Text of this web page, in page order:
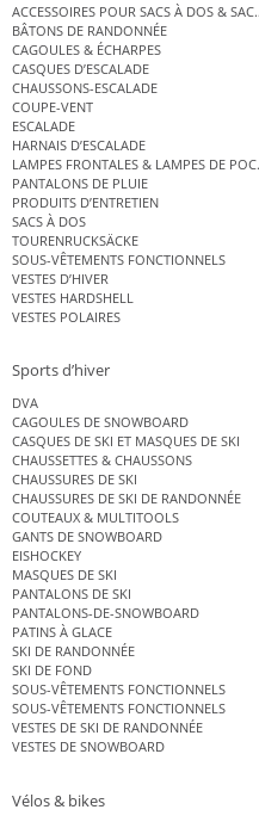
ACCESSOIRES POUR SACS À DOS &
BÂTONS DE RANDONNÉE
CAGOULES & ÉCHARPES
CASQUES D’ESCALADE
CHAUSSONS-ESCALADE
COUPE-VENT
ESCALADE
HARNAIS D’ESCALADE
LAMPES FRONTALES & LAMPES DE
PANTALONS DE PLUIE
PRODUITS D’ENTRETIEN
SACS À DOS
TOURENRUCKSÄCKE
SOUS-VÊTEMENTS FONCTIONNELS
VESTES D’HIVER
VESTES HARDSHELL
VESTES POLAIRES
Sports d’hiver
DVA
CAGOULES DE SNOWBOARD
CASQUES DE SKI ET MASQUES DE SKI
CHAUSSETTES & CHAUSSONS
CHAUSSURES DE SKI
CHAUSSURES DE SKI DE RANDONNÉE
COUTEAUX & MULTITOOLS
GANTS DE SNOWBOARD
EISHOCKEY
MASQUES DE SKI
PANTALONS DE SKI
PANTALONS-DE-SNOWBOARD
PATINS À GLACE
SKI DE RANDONNÉE
SKI DE FOND
SOUS-VÊTEMENTS FONCTIONNELS
SOUS-VÊTEMENTS FONCTIONNELS
VESTES DE SKI DE RANDONNÉE
VESTES DE SNOWBOARD
Vélos & bikes